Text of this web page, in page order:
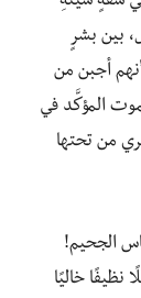
بين بشرٍ
أجبن من
المؤكَّد في
من تحتها
الجحيم!
خاليًا